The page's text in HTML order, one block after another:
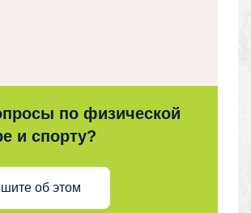
по физической
и спорту?
об этом